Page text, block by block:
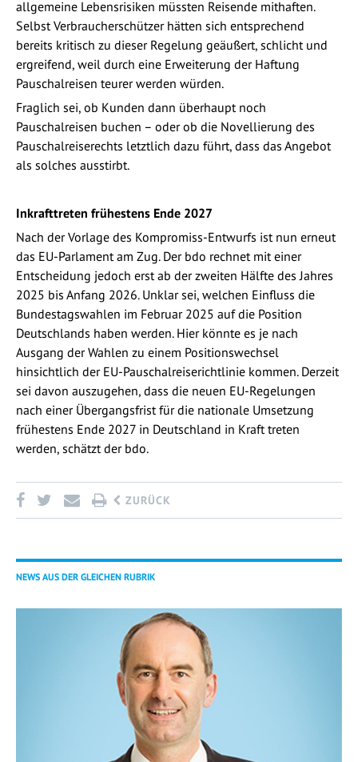
allgemeine Lebensrisiken müssten Reisende mithaften.
Selbst Verbraucherschützer hätten sich entsprechend
bereits kritisch zu dieser Regelung geäußert, schlicht und
ergreifend, weil durch eine Erweiterung der Haftung
Pauschalreisen teurer werden würden.
Fraglich sei, ob Kunden dann überhaupt noch
Pauschalreisen buchen – oder ob die Novellierung des
Pauschalreiserechts letztlich dazu führt, dass das Angebot
als solches ausstirbt.
Inkrafttreten frühestens Ende 2027
Nach der Vorlage des Kompromiss-Entwurfs ist nun erneut
das EU-Parlament am Zug. Der bdo rechnet mit einer
Entscheidung jedoch erst ab der zweiten Hälfte des Jahres
2025 bis Anfang 2026. Unklar sei, welchen Einfluss die
Bundestagswahlen im Februar 2025 auf die Position
Deutschlands haben werden. Hier könnte es je nach
Ausgang der Wahlen zu einem Positionswechsel
hinsichtlich der EU-Pauschalreiserichtlinie kommen. Derzeit
sei davon auszugehen, dass die neuen EU-Regelungen
nach einer Übergangsfrist für die nationale Umsetzung
frühestens Ende 2027 in Deutschland in Kraft treten
werden, schätzt der bdo.
ZURÜCK
NEWS AUS DER GLEICHEN RUBRIK